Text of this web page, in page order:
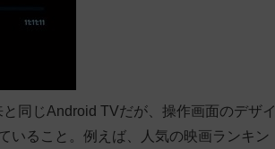
同じAndroid TVだが、操作画面のデザイ
いること。例えば、人気の映画ランキン